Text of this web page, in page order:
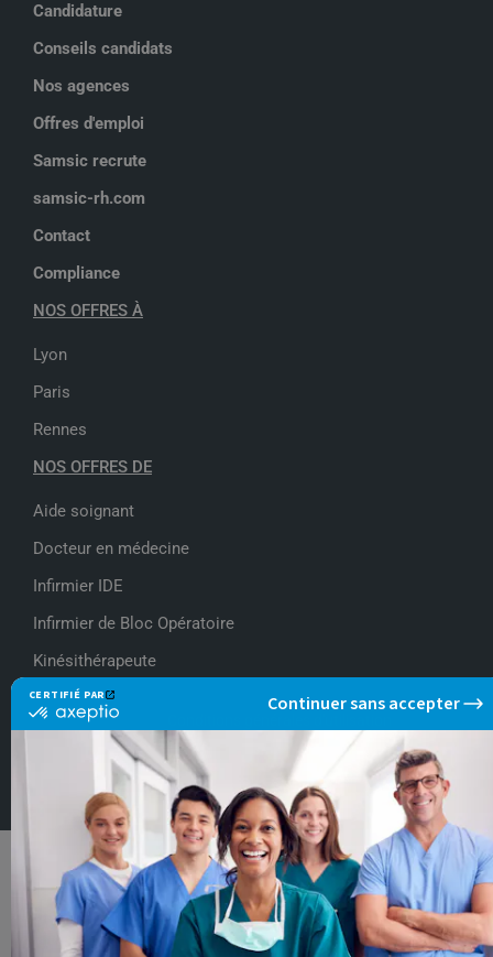
Candidature
Conseils candidats
Nos agences
Offres d'emploi
Samsic recrute
samsic-rh.com
Contact
Compliance
NOS OFFRES À
Lyon
Paris
Rennes
NOS OFFRES DE
Aide soignant
Docteur en médecine
Infirmier IDE
Infirmier de Bloc Opératoire
Kinésithérapeute
Politique de protection des données personnelles